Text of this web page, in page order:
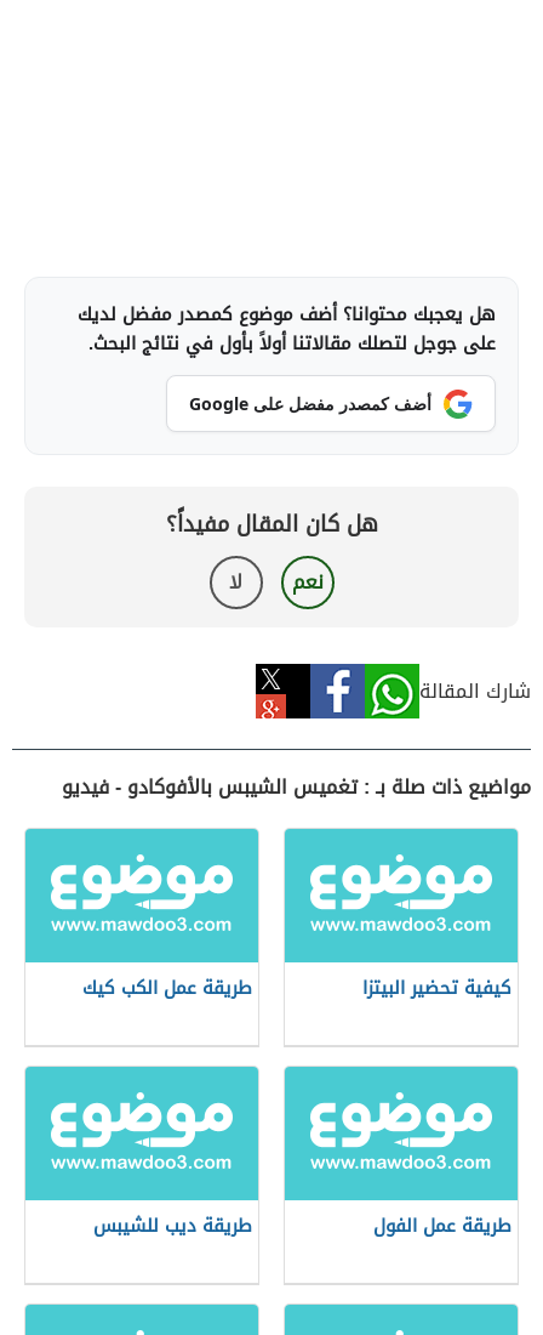
هل يعجبك محتوانا؟ أضف موضوع كمصدر مفضل لديك
على جوجل لتصلك مقالاتنا أولاً بأول في نتائج البحث.
أضف كمصدر مفضل على Google
هل كان المقال مفيداً؟
نعم لا
شارك المقالة
مواضيع ذات صلة بـ : تغميس الشيبس بالأفوكادو - فيديو
كيفية تحضير البيتزا طريقة عمل الكب كيك
طريقة عمل الفول طريقة ديب للشيبس